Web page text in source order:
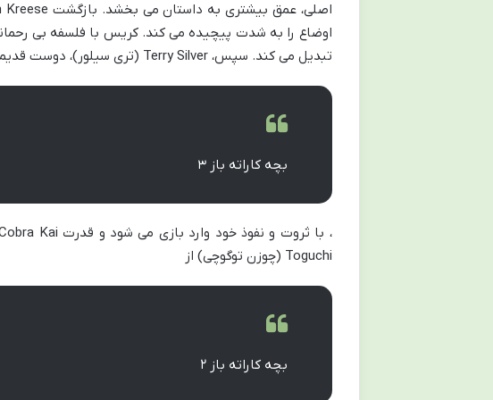
اصلی، عمق بیشتری به داستان می بخشد. بازگشت Kreese
اوضاع را به شدت پیچیده می کند. کریس با فلسفه بی
تبدیل می کند. سپس،Terry Silver (تری سیلور)، دوست
بچه کاراته باز ۳
، با ثروت و نفوذ خود وارد بازی می شود و قدرت Kai
Toguchi (چوزن توگوچی) از
بچه کاراته باز ۲